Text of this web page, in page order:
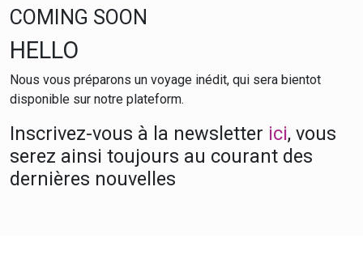
COMING SOON
HELLO
Nous vous préparons un voyage inédit, qui sera bientot
disponible sur notre plateform.
Inscrivez-vous à la newsletter ici, vous
serez ainsi toujours au courant des
dernières nouvelles